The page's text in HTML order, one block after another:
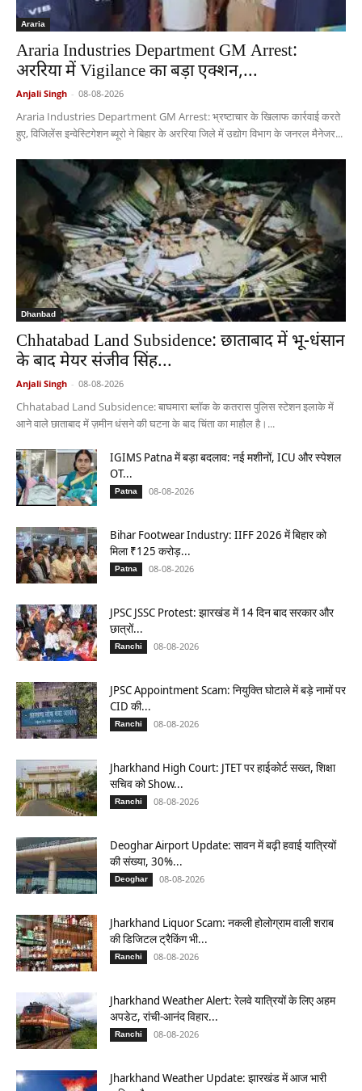
Araria
Araria Industries Department GM Arrest:
अररिया में Vigilance का बड़ा एक्शन,...
Anjali Singh - 08-08-2026
Araria Industries Department GM Arrest: भ्रष्टाचार के खिलाफ कार्रवाई करते
हुए, विजिलेंस इन्वेस्टिगेशन ब्यूरो ने बिहार के अररिया जिले में उद्योग विभाग के जनरल मैनेजर...
Dhanbad
Chhatabad Land Subsidence: छाताबाद में भू-धंसान
के बाद मेयर संजीव सिंह...
Anjali Singh - 08-08-2026
Chhatabad Land Subsidence: बाघमारा ब्लॉक के कतरास पुलिस स्टेशन इलाके में
आने वाले छाताबाद में ज़मीन धंसने की घटना के बाद चिंता का माहौल है।...
IGIMS Patna में बड़ा बदलाव: नई मशीनों, ICU और स्पेशल
OT...
Patna 08-08-2026
Bihar Footwear Industry: IIFF 2026 में बिहार को
मिला ₹125 करोड़...
Patna 08-08-2026
JPSC JSSC Protest: झारखंड में 14 दिन बाद सरकार और
छात्रों...
Ranchi 08-08-2026
JPSC Appointment Scam: नियुक्ति घोटाले में बड़े नामों पर
CID की...
Ranchi 08-08-2026
Jharkhand High Court: JTET पर हाईकोर्ट सख्त, शिक्षा
सचिव को Show...
Ranchi 08-08-2026
Deoghar Airport Update: सावन में बढ़ी हवाई यात्रियों
की संख्या, 30%...
Deoghar 08-08-2026
Jharkhand Liquor Scam: नकली होलोग्राम वाली शराब
की डिजिटल ट्रैकिंग भी...
Ranchi 08-08-2026
Jharkhand Weather Alert: रेलवे यात्रियों के लिए अहम
अपडेट, रांची-आनंद विहार...
Ranchi 08-08-2026
Jharkhand Weather Update: झारखंड में आज भारी